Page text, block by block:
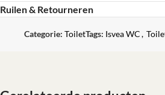
Ruilen & Retourneren
Categorie: ToiletTags: Isvea WC ,